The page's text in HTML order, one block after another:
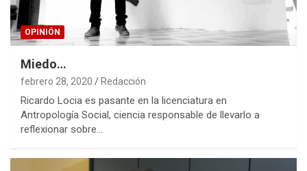
OPINIÓN
Miedo…
febrero 28, 2020 Redacción
Ricardo Locia es pasante en la licenciatura en
Antropología Social, ciencia responsable de llevarlo a
reflexionar sobre…